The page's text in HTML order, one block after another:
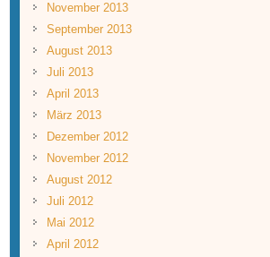
November 2013
September 2013
August 2013
Juli 2013
April 2013
März 2013
Dezember 2012
November 2012
August 2012
Juli 2012
Mai 2012
April 2012